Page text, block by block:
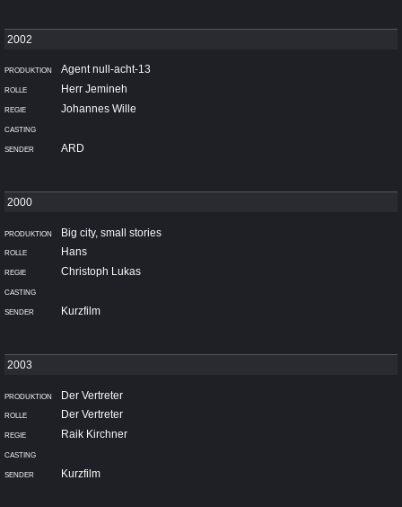
Agent null-acht-13
Herr Jemineh
Johannes Wille
ARD
Big city, small stories
Hans
Christoph Lukas
Kurzfilm
Der Vertreter
Der Vertreter
Raik Kirchner
Kurzfilm